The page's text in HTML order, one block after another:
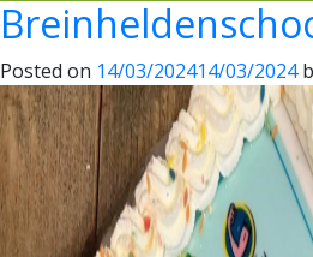
Posted on 14/03/202414/03/2024